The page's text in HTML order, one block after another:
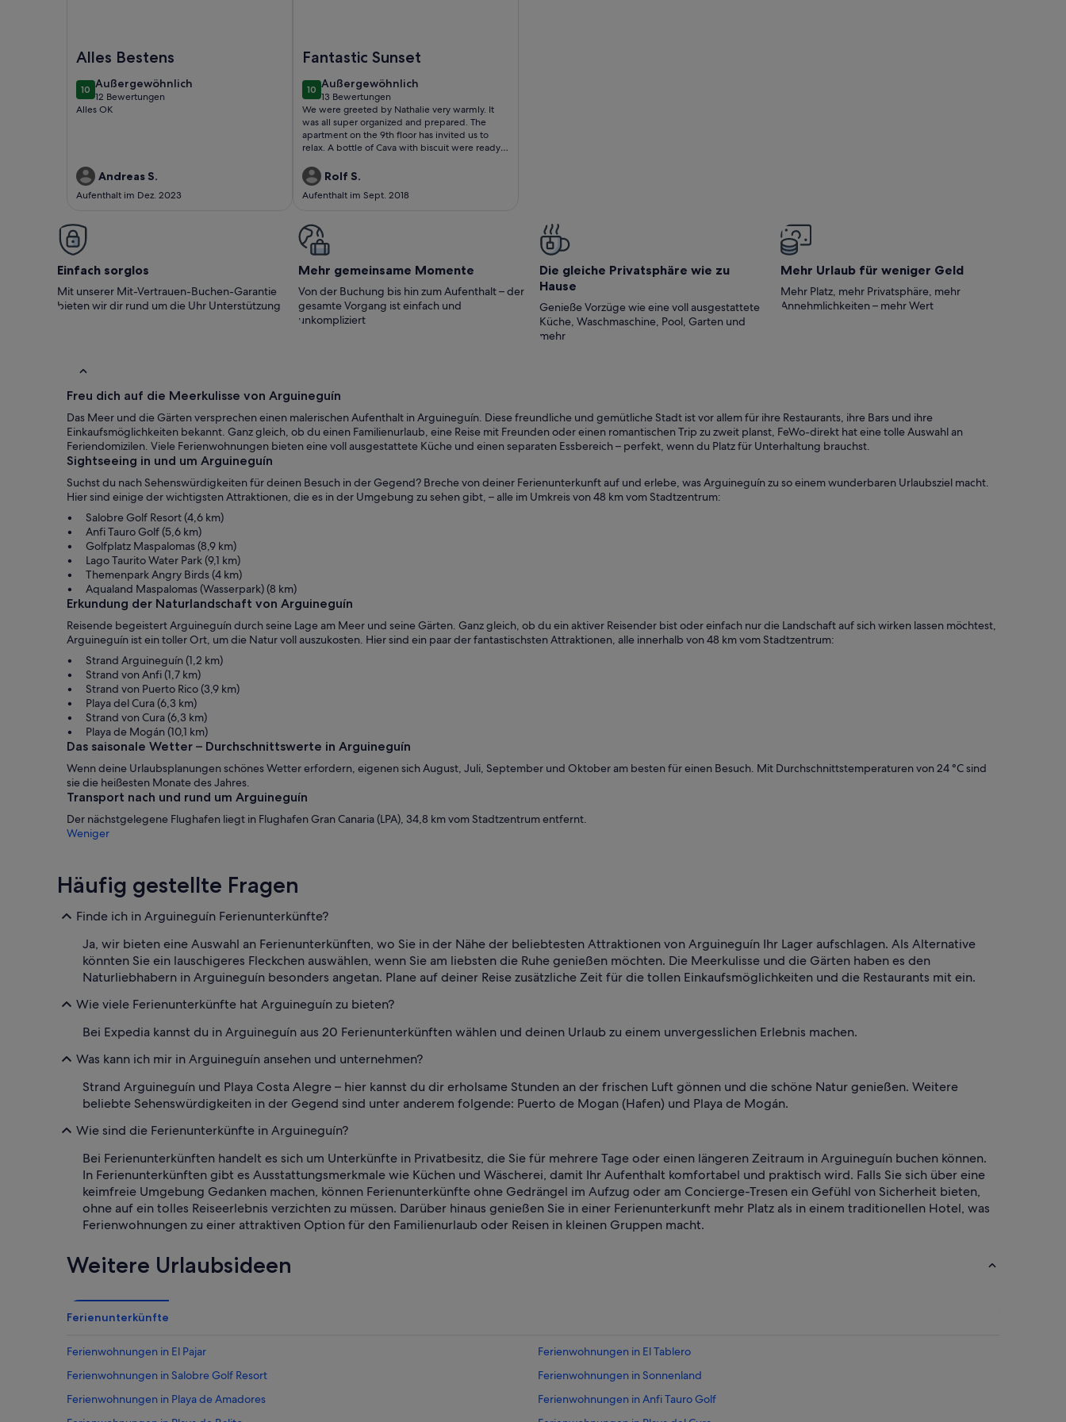
Alles Bestens
1010 von 10
Außergewöhnlich
außergewöhnlich
12 Bewertungen
(12
Alles OK
Andreas S.
Aufenthalt im Dez. 2023
Fantastic Sunset
1010 von 10
Außergewöhnlich
außergewöhnlich
13 Bewertungen
(13
bewertungen)
We were greeted by Nathalie very warmly. It
was all super organized and prepared. The
apartment on the 9th floor has invited us to
relax. A bottle of Cava with biscuit were ready
of the Atlantic surprised us. The TV even had
German programs and the WLAN worked very
well. The kitchen is equipped with practical
to the circumstances. The lift was convenient to
get to the beach. Sun loungers, parasols and
large bath towels were available.There are
or rental car for other activities. We enjoyed it
very much and can recommend it with a good
conscience. We would like to thank Nathalie for
her lovely style and to lock her in our hearts.
Dear Greetings from Switzerland Rolf and Lucie.
Rolf S.
Aufenthalt im Sept. 2018
Einfach sorglos
Mit unserer Mit-Vertrauen-Buchen-Garantie
bieten wir dir rund um die Uhr Unterstützung
Mehr gemeinsame Momente
Von der Buchung bis hin zum Aufenthalt – der
gesamte Vorgang ist einfach und
unkompliziert
Die gleiche Privatsphäre wie zu
Hause
Genieße Vorzüge wie eine voll ausgestattete
Küche, Waschmaschine, Pool, Garten und
mehr
Mehr Urlaub für weniger Geld
Mehr Platz, mehr Privatsphäre, mehr
Annehmlichkeiten – mehr Wert
Freu dich auf die Meerkulisse von Arguineguín
Das Meer und die Gärten versprechen einen malerischen Aufenthalt in Arguineguín. Diese freundliche und gemütliche Stadt ist vor allem für ihre Restaurants, ihre Bars und ihre
Einkaufsmöglichkeiten bekannt. Ganz gleich, ob du einen Familienurlaub, eine Reise mit Freunden oder einen romantischen Trip zu zweit planst, FeWo-direkt hat eine tolle Auswahl an
Feriendomizilen. Viele Ferienwohnungen bieten eine voll ausgestattete Küche und einen separaten Essbereich – perfekt, wenn du Platz für Unterhaltung brauchst.
Sightseeing in und um Arguineguín
Suchst du nach Sehenswürdigkeiten für deinen Besuch in der Gegend? Breche von deiner Ferienunterkunft auf und erlebe, was Arguineguín zu so einem wunderbaren Urlaubsziel macht.
Hier sind einige der wichtigsten Attraktionen, die es in der Umgebung zu sehen gibt, – alle im Umkreis von 48 km vom Stadtzentrum:
Salobre Golf Resort (4,6 km)
Anfi Tauro Golf (5,6 km)
Golfplatz Maspalomas (8,9 km)
Lago Taurito Water Park (9,1 km)
Themenpark Angry Birds (4 km)
Aqualand Maspalomas (Wasserpark) (8 km)
Erkundung der Naturlandschaft von Arguineguín
Reisende begeistert Arguineguín durch seine Lage am Meer und seine Gärten. Ganz gleich, ob du ein aktiver Reisender bist oder einfach nur die Landschaft auf sich wirken lassen möchtest,
Arguineguín ist ein toller Ort, um die Natur voll auszukosten. Hier sind ein paar der fantastischsten Attraktionen, alle innerhalb von 48 km vom Stadtzentrum:
Strand Arguineguín (1,2 km)
Strand von Anfi (1,7 km)
Strand von Puerto Rico (3,9 km)
Playa del Cura (6,3 km)
Strand von Cura (6,3 km)
Playa de Mogán (10,1 km)
Das saisonale Wetter – Durchschnittswerte in Arguineguín
Wenn deine Urlaubsplanungen schönes Wetter erfordern, eigenen sich August, Juli, September und Oktober am besten für einen Besuch. Mit Durchschnittstemperaturen von 24 °C sind
sie die heißesten Monate des Jahres.
Transport nach und rund um Arguineguín
Der nächstgelegene Flughafen liegt in Flughafen Gran Canaria (LPA), 34,8 km vom Stadtzentrum entfernt.
Weniger
Häufig gestellte Fragen
Finde ich in Arguineguín Ferienunterkünfte?
Ja, wir bieten eine Auswahl an Ferienunterkünften, wo Sie in der Nähe der beliebtesten Attraktionen von Arguineguín Ihr Lager aufschlagen. Als Alternative
könnten Sie ein lauschigeres Fleckchen auswählen, wenn Sie am liebsten die Ruhe genießen möchten. Die Meerkulisse und die Gärten haben es den
Naturliebhabern in Arguineguín besonders angetan. Plane auf deiner Reise zusätzliche Zeit für die tollen Einkaufsmöglichkeiten und die Restaurants mit ein.
Wie viele Ferienunterkünfte hat Arguineguín zu bieten?
Bei Expedia kannst du in Arguineguín aus 20 Ferienunterkünften wählen und deinen Urlaub zu einem unvergesslichen Erlebnis machen.
Was kann ich mir in Arguineguín ansehen und unternehmen?
Strand Arguineguín und Playa Costa Alegre – hier kannst du dir erholsame Stunden an der frischen Luft gönnen und die schöne Natur genießen. Weitere
beliebte Sehenswürdigkeiten in der Gegend sind unter anderem folgende: Puerto de Mogan (Hafen) und Playa de Mogán.
Wie sind die Ferienunterkünfte in Arguineguín?
Bei Ferienunterkünften handelt es sich um Unterkünfte in Privatbesitz, die Sie für mehrere Tage oder einen längeren Zeitraum in Arguineguín buchen können.
In Ferienunterkünften gibt es Ausstattungsmerkmale wie Küchen und Wäscherei, damit Ihr Aufenthalt komfortabel und praktisch wird. Falls Sie sich über eine
keimfreie Umgebung Gedanken machen, können Ferienunterkünfte ohne Gedrängel im Aufzug oder am Concierge-Tresen ein Gefühl von Sicherheit bieten,
ohne auf ein tolles Reiseerlebnis verzichten zu müssen. Darüber hinaus genießen Sie in einer Ferienunterkunft mehr Platz als in einem traditionellen Hotel, was
Ferienwohnungen zu einer attraktiven Option für den Familienurlaub oder Reisen in kleinen Gruppen macht.
Weitere Urlaubsideen
Ferienunterkünfte
Ferienwohnungen in El Pajar
Ferienwohnungen in El Tablero
Ferienwohnungen in Salobre Golf Resort
Ferienwohnungen in Sonnenland
Ferienwohnungen in Playa de Amadores
Ferienwohnungen in Anfi Tauro Golf